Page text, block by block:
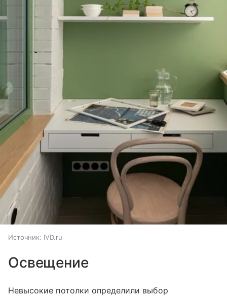
Источник: IVD.ru
Освещение
Невысокие потолки определили выбор